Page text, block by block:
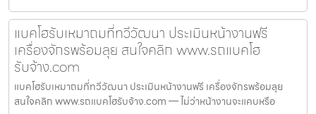
แบคโฮรับเหมาถมที่ทวีวัฒนา ประเมินหน้างานฟรี
เครื่องจักรพร้อมลุย สนใจคลิก www.รถแบคโฮ
รับจ้าง.com
แบคโฮรับเหมาถมที่ทวีวัฒนา ประเมินหน้างานฟรี เครื่องจักรพร้อมลุย
สนใจคลิก www.รถแบคโฮรับจ้าง.com — ไม่ว่าหน้างานจะแคบหรือ